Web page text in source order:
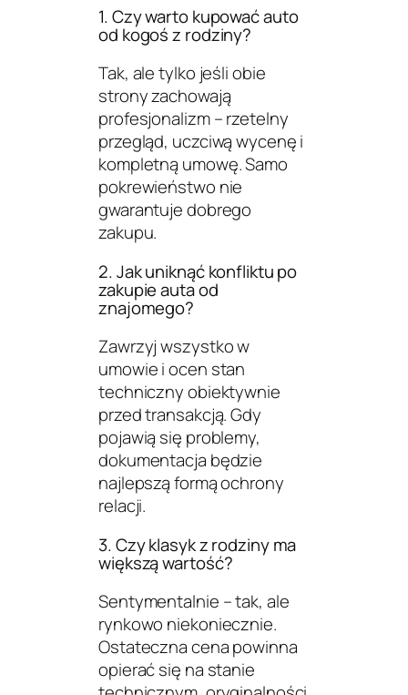
1. Czy warto kupować auto
od kogoś z rodziny?
Tak, ale tylko jeśli obie
strony zachowają
profesjonalizm – rzetelny
przegląd, uczciwą wycenę i
kompletną umowę. Samo
pokrewieństwo nie
gwarantuje dobrego
zakupu.
2. Jak uniknąć konfliktu po
zakupie auta od
znajomego?
Zawrzyj wszystko w
umowie i ocen stan
techniczny obiektywnie
przed transakcją. Gdy
pojawią się problemy,
dokumentacja będzie
najlepszą formą ochrony
relacji.
3. Czy klasyk z rodziny ma
większą wartość?
Sentymentalnie – tak, ale
rynkowo niekoniecznie.
Ostateczna cena powinna
opierać się na stanie